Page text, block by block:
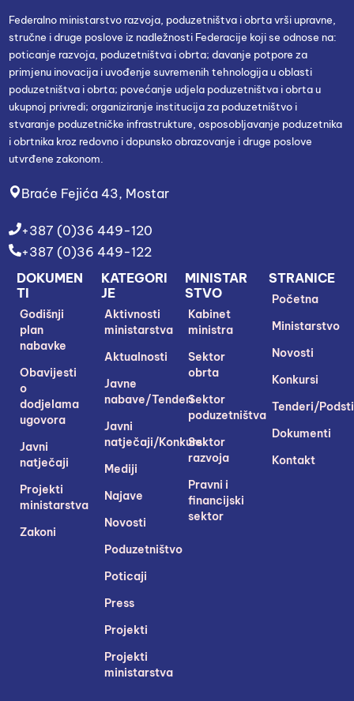
Federalno ministarstvo razvoja, poduzetništva i obrta vrši upravne,
stručne i druge poslove iz nadležnosti Federacije koji se odnose na:
poticanje razvoja, poduzetništva i obrta; davanje potpore za
primjenu inovacija i uvođenje suvremenih tehnologija u oblasti
poduzetništva i obrta; povećanje udjela poduzetništva i obrta u
ukupnoj privredi; organiziranje institucija za poduzetništvo i
stvaranje poduzetničke infrastrukture, osposobljavanje poduzetnika
i obrtnika kroz redovno i dopunsko obrazovanje i druge poslove
utvrđene zakonom.
Braće Fejića 43, Mostar
+387 (0)36 449-120
+387 (0)36 449-122
STRANICE
Početna
Ministarstvo
Novosti
Konkursi
Tenderi/
Dokumenti
Kontakt
MINISTAR
STVO
Kabinet
ministra
Sektor
obrta
Sektor
poduzetništva
Sektor
razvoja
Pravni i
financijski
sektor
KATEGORI
JE
Aktivnosti
ministarstva
Aktualnosti
Javne
nabave/Tenderi
Javni
natječaji/Konkursi
Mediji
Najave
Novosti
Poduzetništvo
Poticaji
Press
Projekti
Projekti
ministarstva
DOKUMEN
TI
Godišnji
plan
nabavke
Obavijesti
o
dodjelama
ugovora
Javni
natječaji
Projekti
ministarstva
Zakoni